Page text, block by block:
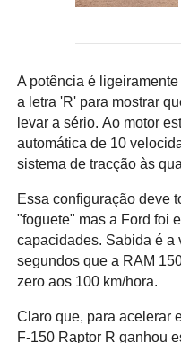
A potência é
a letra 'R' para mostrar
levar a sério. Ao motor
automática de 10
sistema de tracção às
Essa configuração deve
"foguete" mas a Ford foi
capacidades. Sabida é a
segundos que a RAM
zero aos 100 km/hora.
Claro que, para acelerar
F-150 Raptor R ganhou